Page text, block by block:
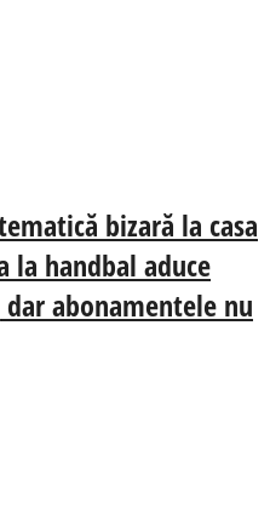
bizară la casa
la handbal aduce
abonamentele nu